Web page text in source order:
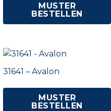
MUSTER
BESTELLEN
31641 – Avalon
MUSTER
BESTELLEN